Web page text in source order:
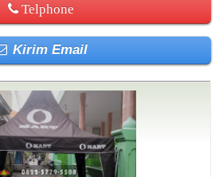
Telphone
Kirim Email